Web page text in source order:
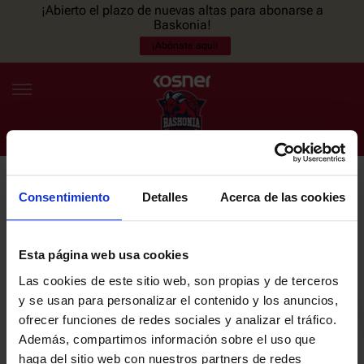
Consentimiento Detalles Acerca de las cookies
Esta página web usa cookies
Las cookies de este sitio web, son propias y de terceros
y se usan para personalizar el contenido y los anuncios,
ofrecer funciones de redes sociales y analizar el tráfico.
Además, compartimos información sobre el uso que
haga del sitio web con nuestros partners de redes
¡Abierto el plazo de nuevas altas para abonarse a
Baskonia!
¡Abónate aquí!
ES EU
NOTICIAS
PLANTILLA
ENTRADAS
NEWSLETTER
últimas noticias y promociones del club.
Email
He leído y acepto laPolítica de privacidaddel SASKI BASKONIA